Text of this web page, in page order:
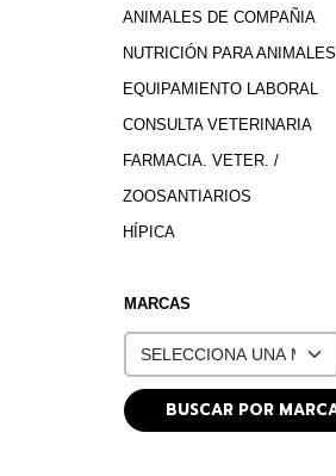
ANIMALES DE COMPAÑIA
NUTRICIÓN PARA ANIMALES
EQUIPAMIENTO LABORAL
CONSULTA VETERINARIA
FARMACIA. VETER. /
ZOOSANTIARIOS
HÍPICA
MARCAS